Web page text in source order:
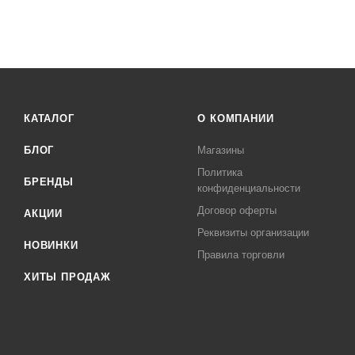
КАТАЛОГ
БЛОГ
БРЕНДЫ
АКЦИИ
НОВИНКИ
ХИТЫ ПРОДАЖ
О КОМПАНИИ
Магазины
Политика
конфиденциальности
Договор оферты
Реквизиты организации
Правила торговли